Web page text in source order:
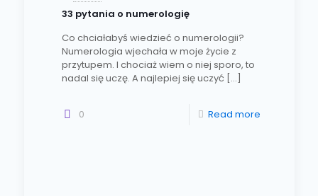
33 pytania o numerologię
Co chciałabyś wiedzieć o numerologii?
Numerologia wjechała w moje życie z
przytupem. I chociaż wiem o niej sporo, to
nadal się uczę. A najlepiej się uczyć […]
0 Read more